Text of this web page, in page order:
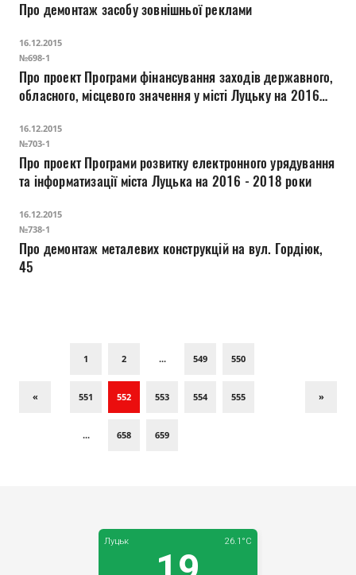
Про демонтаж засобу зовнішньої реклами
16.12.2015
№698-1
Про проект Програми фінансування заходів державного,
обласного, місцевого значення у місті Луцьку на 2016
16.12.2015
№703-1
Про проект Програми розвитку електронного урядування
та інформатизації міста Луцька на 2016 - 2018 роки
16.12.2015
№738-1
Про демонтаж металевих конструкцій на вул. Гордіюк,
45
«
1 2 ... 549 550
551 552 553 554 555
... 658 659
»